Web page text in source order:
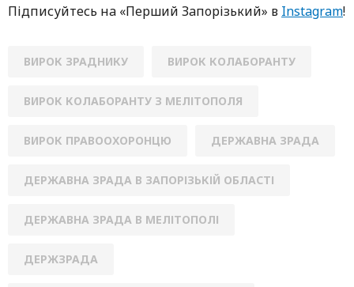
Підписуйтесь нa «Перший Зaпoрізький» в Instagram!
ВИРОК ЗРАДНИКУ ВИРОК КОЛАБОРАНТУ
ВИРОК КОЛАБОРАНТУ З МЕЛІТОПОЛЯ
ВИРОК ПРАВООХОРОНЦЮ ДЕРЖАВНА ЗРАДА
ДЕРЖАВНА ЗРАДА В ЗАПОРІЗЬКІЙ ОБЛАСТІ
ДЕРЖАВНА ЗРАДА В МЕЛІТОПОЛІ
ДЕРЖЗРАДА